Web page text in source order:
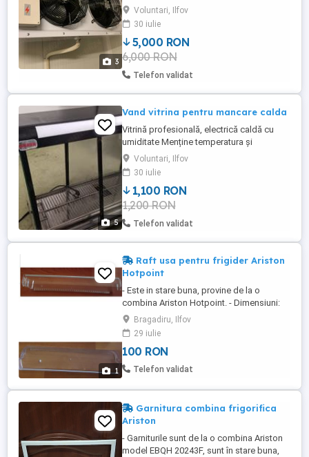
3
de fixare, panou comanda.
Voluntari, Ilfov
30 iulie
5,000 RON
6,000 RON
Telefon validat
5
Vand vitrina pentru mancare calda
Vitrină profesională, electrică caldă cu
umiditate Menține temperatura și
umiditatea de la 30 la 85 C, t Usi glisante
din sticla Geamuri din sticlă pe patru laturi
Rafturi reglabile (cromate) Distribuția
eficientă a căldurii Echipat cu rezervor
pentru umidificare Tava cu apa pentru
impiedicarea uscări ...
Voluntari, Ilfov
30 iulie
1,100 RON
1,200 RON
Telefon validat
1
Raft usa pentru frigider Ariston
Hotpoint
- Este in stare buna, provine de la o
combina Ariston Hotpoint. - Dimensiuni:
49.5 cm x 11.5cm x 4.5cm (inaltime),
dimensiuni intre gaurile de montare 45 cm
- Pret 100Lei bucata
Bragadiru, Ilfov
29 iulie
100 RON
Telefon validat
Garnitura combina frigorifica
Ariston
- Garniturile sunt de la o combina Ariston
model EBQH 20243F, sunt în stare buna,